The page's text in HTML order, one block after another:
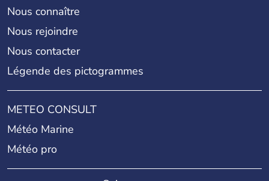
Nous connaître
Nous rejoindre
Nous contacter
Légende des pictogrammes
METEO CONSULT
Météo Marine
Météo pro